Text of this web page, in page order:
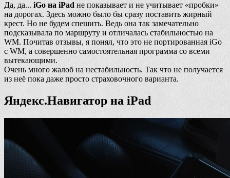
Да, да... iGo на iPad не показывает и не учитывает «пробки»
на дорогах. Здесь можно было бы сразу поставить жирный
крест. Но не будем спешить. Ведь она так замечательно
подсказывала по маршруту и отличалась стабильностью на
WM. Почитав отзывы, я понял, что это не портированная iGo
с WM, а совершенно самостоятельная программа со всеми
вытекающими.
Очень много жалоб на нестабильность. Так что не получается
из неё пока даже просто страховочного варианта.
Яндекс.Навигатор на iPad